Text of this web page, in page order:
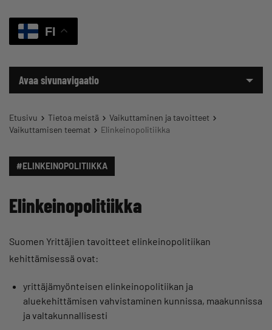
FI
Avaa sivunavigaatio
Etusivu Tietoa meistä
Vaikuttaminen ja tavoitteet
Vaikuttamisen teemat
Elinkeinopolitiikka
#ELINKEINOPOLITIIKKA
Elinkeinopolitiikka
Suomen Yrittäjien tavoitteet elinkeinopolitiikan
kehittämisessä ovat:
yrittäjämyönteisen elinkeinopolitiikan ja
aluekehittämisen vahvistaminen kunnissa, maakunnissa
ja valtakunnallisesti